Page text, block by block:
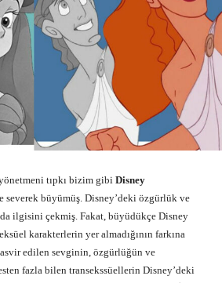
tıpkı bizim gibi Disney
severek büyümüş. Disney’deki özgürlük ve
ilgisini çekmiş. Fakat, büyüdükçe Disney
karakterlerin yer almadığının farkına
edilen sevginin, özgürlüğün ve
fazla bilen transekssüellerin Disney’deki